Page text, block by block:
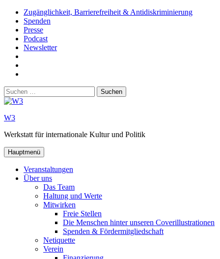
Zum
Inhalt
springen
Zugänglichkeit, Barrierefreiheit & Antidiskriminierung
Spenden
Presse
Podcast
Newsletter
Youtube
Suchen
nach:
W3
Werkstatt für internationale Kultur und Politik
Hauptmenü
Veranstaltungen
Über uns
Das Team
Haltung und Werte
Mitwirken
Freie Stellen
Die Menschen hinter unseren Coverillustrationen
Spenden & Fördermitgliedschaft
Netiquette
Verein